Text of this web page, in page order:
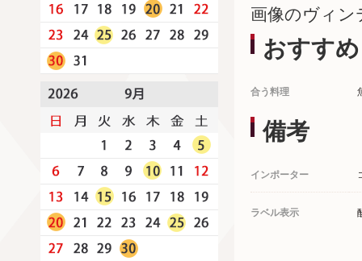
画像のヴィン
おすすめ
合う料理
備考
インポーター
ラベル表示